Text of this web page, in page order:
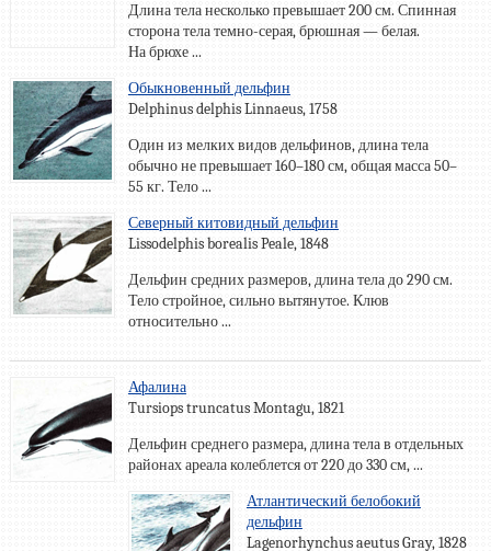
Длина тела несколько превышает 200 см. Спинная
сторона тела темно-серая, брюшная — белая.
На брюхе ...
Обыкновенный дельфин
Delphinus delphis Linnaeus, 1758
Один из мелких видов дельфинов, длина тела
обычно не превышает 160–180 см, общая масса 50–
55 кг. Тело ...
Северный китовидный дельфин
Lissodelphis borealis Peale, 1848
Дельфин средних размеров, длина тела до 290 см.
Тело стройное, сильно вытянутое. Клюв
относительно ...
Афалина
Tursiops truncatus Montagu, 1821
Дельфин среднего размера, длина тела в отдельных
районах ареала колеблется от 220 до 330 см, ...
Атлантический белобокий
дельфин
Lagenorhynchus aeutus Gray, 1828